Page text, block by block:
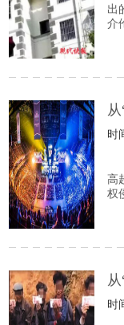
出
介
时
高
权
时